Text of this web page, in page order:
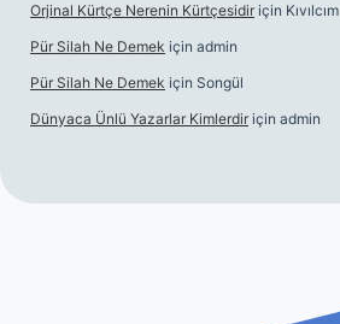
Orjinal Kürtçe Nerenin Kürtçesidir için Kıvılcım
Pür Silah Ne Demek için admin
Pür Silah Ne Demek için Songül
Dünyaca Ünlü Yazarlar Kimlerdir için admin